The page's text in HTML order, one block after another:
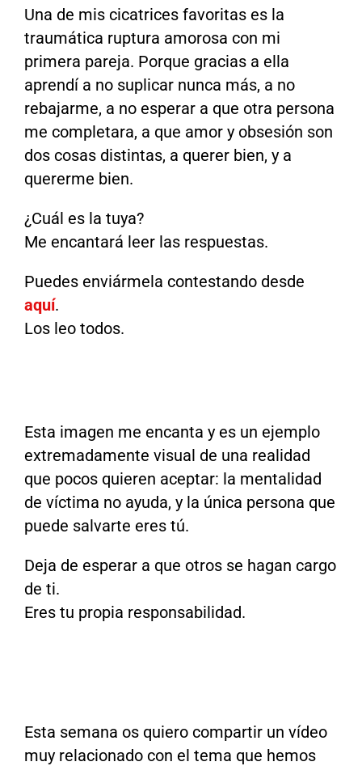
Una de mis cicatrices favoritas es la
traumática ruptura amorosa con mi
primera pareja. Porque gracias a ella
aprendí a no suplicar nunca más, a no
rebajarme, a no esperar a que otra persona
me completara, a que amor y obsesión son
dos cosas distintas, a querer bien, y a
quererme bien.
¿Cuál es la tuya?
Me encantará leer las respuestas.
Puedes enviármela contestando desde
aquí.
Los leo todos.
Esta imagen me encanta y es un ejemplo
extremadamente visual de una realidad
que pocos quieren aceptar: la mentalidad
de víctima no ayuda, y la única persona que
puede salvarte eres tú.
Deja de esperar a que otros se hagan cargo
de ti.
Eres tu propia responsabilidad.
Esta semana os quiero compartir un vídeo
muy relacionado con el tema que hemos